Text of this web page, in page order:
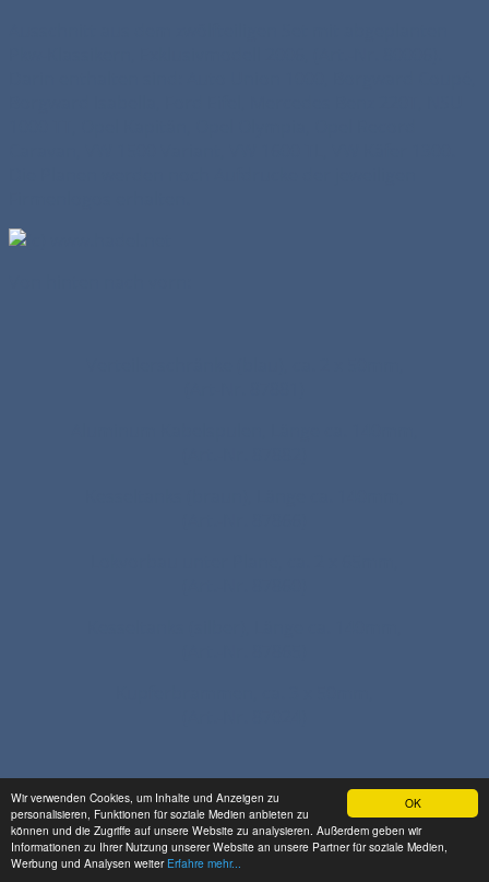
OK
Wir verwenden Cookies, um Inhalte und Anzeigen zu
personalisieren, Funktionen für soziale Medien anbieten zu
können und die Zugriffe auf unsere Website zu analysieren. Außerdem geben wir
Informationen zu Ihrer Nutzung unserer Website an unsere Partner für soziale Medien,
Werbung und Analysen weiter Erfahre mehr...
Grader, (Art.-Nr. 87862)